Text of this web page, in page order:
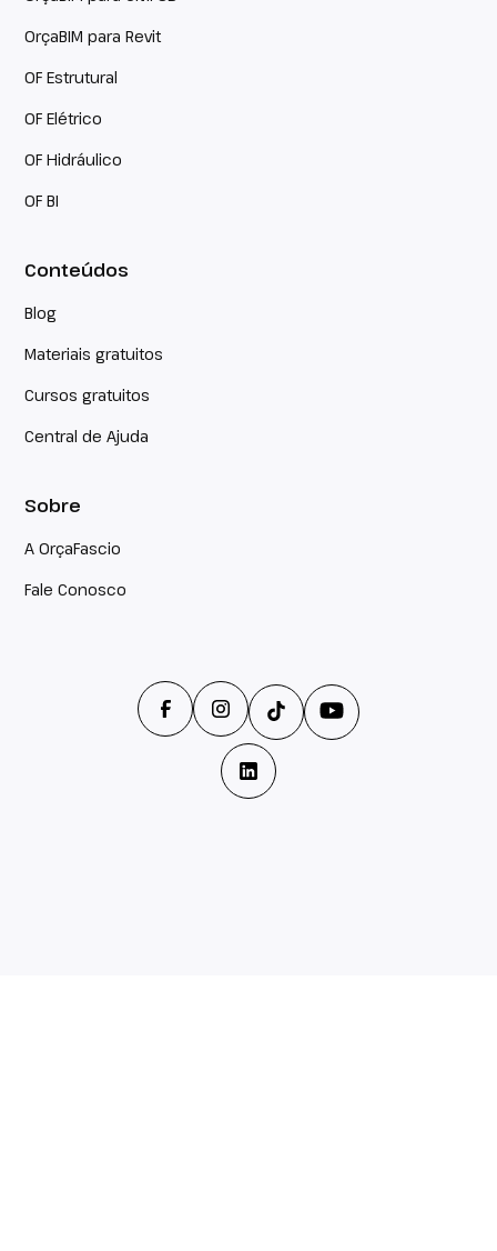
OrçaBIM para Revit
OF Estrutural
OF Elétrico
OF Hidráulico
OF BI
Conteúdos
Blog
Materiais gratuitos
Cursos gratuitos
Central de Ajuda
Sobre
A OrçaFascio
Fale Conosco